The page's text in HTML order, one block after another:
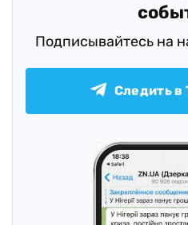
Подписывайтесь на
Следить в